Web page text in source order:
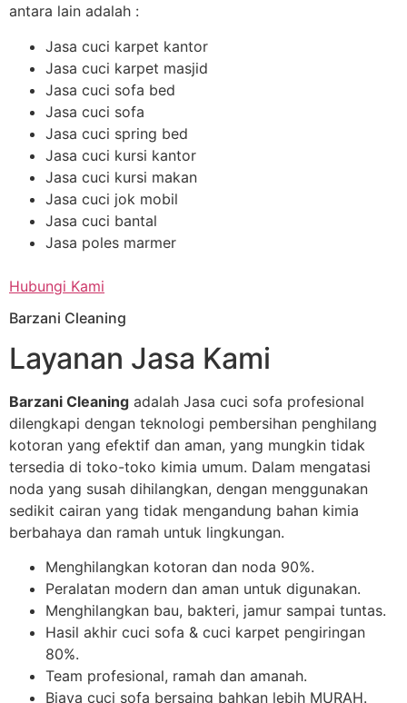
antara lain adalah :
Jasa cuci karpet kantor
Jasa cuci karpet masjid
Jasa cuci sofa bed
Jasa cuci sofa
Jasa cuci spring bed
Jasa cuci kursi kantor
Jasa cuci kursi makan
Jasa cuci jok mobil
Jasa cuci bantal
Jasa poles marmer
Hubungi Kami
Barzani Cleaning
Layanan Jasa Kami
Barzani Cleaning adalah Jasa cuci sofa profesional
dilengkapi dengan teknologi pembersihan penghilang
kotoran yang efektif dan aman, yang mungkin tidak
tersedia di toko-toko kimia umum. Dalam mengatasi
noda yang susah dihilangkan, dengan menggunakan
sedikit cairan yang tidak mengandung bahan kimia
berbahaya dan ramah untuk lingkungan.
Menghilangkan kotoran dan noda 90%.
Peralatan modern dan aman untuk digunakan.
Menghilangkan bau, bakteri, jamur sampai tuntas.
Hasil akhir cuci sofa & cuci karpet pengiringan
80%.
Team profesional, ramah dan amanah.
Biaya cuci sofa bersaing bahkan lebih MURAH.